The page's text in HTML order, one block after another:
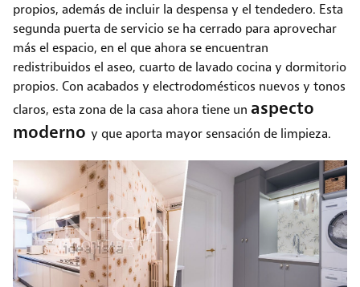
propios, además de incluir la despensa y el tendedero. Esta
segunda puerta de servicio se ha cerrado para aprovechar
más el espacio, en el que ahora se encuentran
redistribuidos el aseo, cuarto de lavado cocina y dormitorio
propios. Con acabados y electrodomésticos nuevos y tonos
claros, esta zona de la casa ahora tiene un aspecto
moderno y que aporta mayor sensación de limpieza.